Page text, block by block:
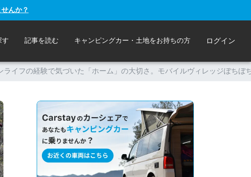
んか？
す 記事を読む キャンピングカー・土地をお持ちの方 ログイン
ライフの経験で気づいた「ホーム」の大切さ。モバイルヴィレッジぼちぼ